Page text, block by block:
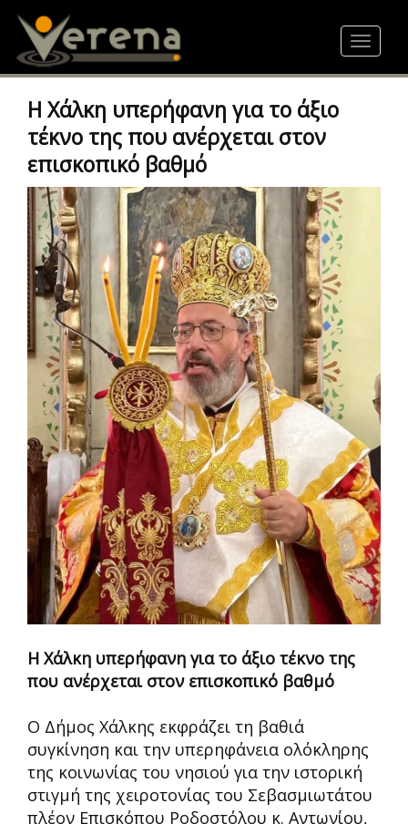
content
Toggle
Η Χάλκη υπερήφανη για το άξιο
τέκνο της που ανέρχεται στον
επισκοπικό βαθμό
Η Χάλκη υπερήφανη για το άξιο τέκνο της
που ανέρχεται στον επισκοπικό βαθμό
Ο Δήμος Χάλκης εκφράζει τη βαθιά
συγκίνηση και την υπερηφάνεια ολόκληρης
της κοινωνίας του νησιού για την ιστορική
στιγμή της χειροτονίας του Σεβασμιωτάτου
πλέον Επισκόπου Ροδοστόλου κ. Αντωνίου,